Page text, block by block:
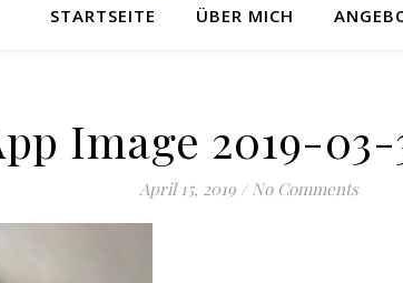
STARTSEITE ÜBER MICH
Image 2019-03-
April 15, 2019 / No Comments